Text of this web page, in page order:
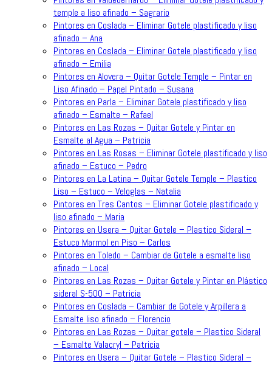
temple a liso afinado – Sagrario
Pintores en Coslada – Eliminar Gotele plastificado y liso
afinado – Ana
Pintores en Coslada – Eliminar Gotele plastificado y liso
afinado – Emilia
Pintores en Alovera – Quitar Gotele Temple – Pintar en
Liso Afinado – Papel Pintado – Susana
Pintores en Parla – Eliminar Gotele plastificado y liso
afinado – Esmalte – Rafael
Pintores en Las Rozas – Quitar Gotele y Pintar en
Esmalte al Agua – Patricia
Pintores en Las Rosas – Eliminar Gotele plastificado y liso
afinado – Estuco – Pedro
Pintores en La Latina – Quitar Gotele Temple – Plastico
Liso – Estuco – Veloglas – Natalia
Pintores en Tres Cantos – Eliminar Gotele plastificado y
liso afinado – Maria
Pintores en Usera – Quitar Gotele – Plastico Sideral –
Estuco Marmol en Piso – Carlos
Pintores en Toledo – Cambiar de Gotele a esmalte liso
afinado – Local
Pintores en Las Rozas – Quitar Gotele y Pintar en Plástico
sideral S-500 – Patricia
Pintores en Coslada – Cambiar de Gotele y Arpillera a
Esmalte liso afinado – Florencio
Pintores en Las Rozas – Quitar gotele – Plastico Sideral
– Esmalte Valacryl – Patricia
Pintores en Usera – Quitar Gotele – Plastico Sideral –